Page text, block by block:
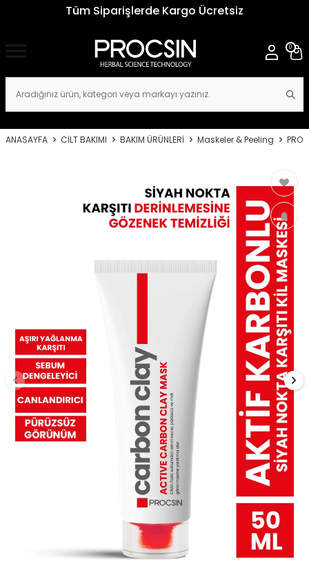
Tüm Siparişlerde Kargo Ücretsiz
0
ANASAYFA CİLT BAKIMI BAKIM ÜRÜNLERİ Maskeler & Peeling